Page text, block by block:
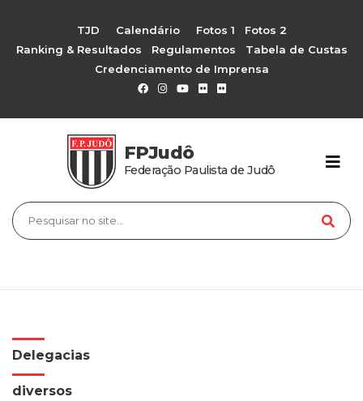
TJD Calendário Fotos 1
Fotos 2
Ranking & Resultados
Regulamentos
Tabela de Custas
Credenciamento de Imprensa
FPJudô
Federação Paulista de Judô
Delegacias
diversos